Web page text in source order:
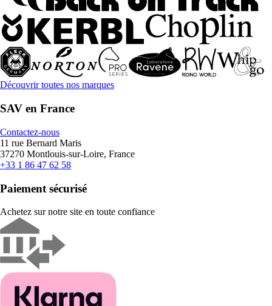
Découvrir toutes nos marques
SAV en France
Contactez-nous
11 rue Bernard Maris
37270 Montlouis-sur-Loire, France
+33 1 86 47 62 58
Paiement sécurisé
Achetez sur notre site en toute confiance